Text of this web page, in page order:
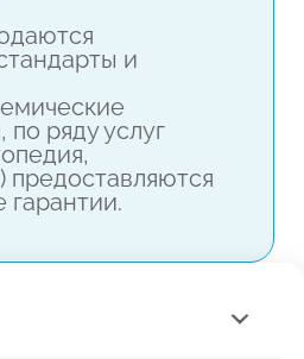
и
ряду услуг
предоставляются